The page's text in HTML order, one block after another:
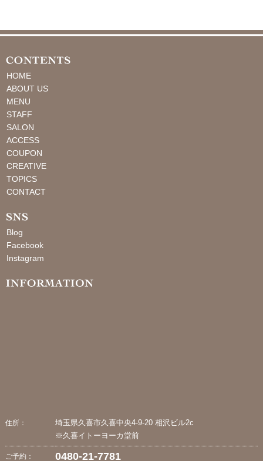
HOME
ABOUT US
MENU
STAFF
SALON
ACCESS
COUPON
CREATIVE
TOPICS
CONTACT
Blog
Facebook
Instagram
住所：
埼玉県久喜市久喜中央4-9-20 相沢ビル2c
※久喜イトーヨーカ堂前
ご予約： 0480-21-7781